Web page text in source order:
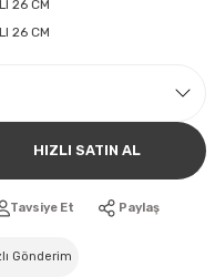
26 CM
26 CM
HIZLI SATIN AL
Tavsiye Et Paylaş
Gönderim